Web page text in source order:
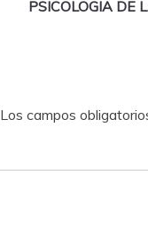
PSICOLOGIA DE
Los campos